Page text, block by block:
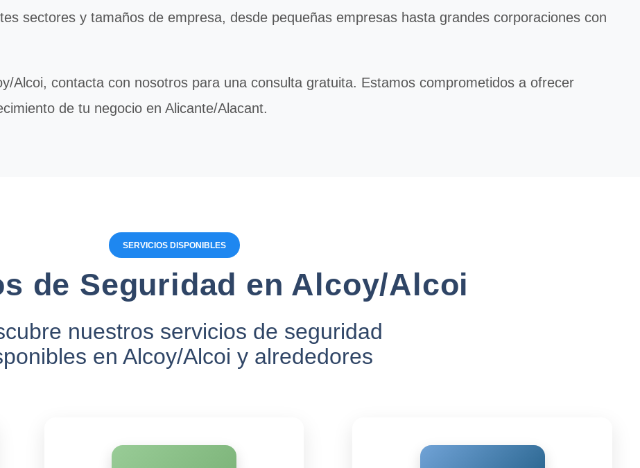
sectores y tamaños de empresa, desde pequeñas empresas hasta grandes corporaciones con
Alcoi, contacta con nosotros para una consulta gratuita. Estamos comprometidos a ofrecer
de tu negocio en Alicante/Alacant.
SERVICIOS DISPONIBLES
de Seguridad en Alcoy/Alcoi
nuestros servicios de seguridad
en Alcoy/Alcoi y alrededores